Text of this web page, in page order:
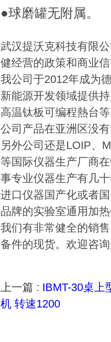
●球磨罐无附属。
武汉提沃克科技有限
健经营的政策和商业
我公司于2012年成为
新能源开发领域提供
高温钛板可编程熱台
公司产品在亚洲区没
另外公司还是LOIP、
等国际仪器生产厂商
事专业仪器生产有几
进口仪器国产化或者
品牌的实验室通用加
我们有非常健全的销
备件的现货。欢迎咨
上一篇 : IBMT-30桌上
机 转速1200